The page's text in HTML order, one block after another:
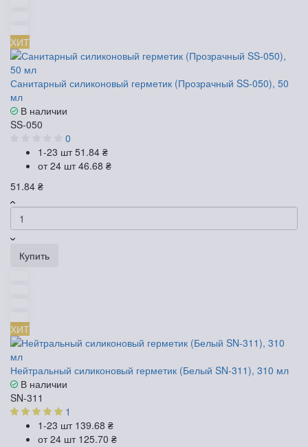
ХИТ
Санитарный силиконовый герметик (Прозрачный SS-050), 50
мл
В наличии
SS-050
0
1-23 шт51.84 ₴
от 24 шт46.68 ₴
51.84 ₴
Купить
ХИТ
Нейтральный силиконовый герметик (Белый SN-311), 310 мл
В наличии
SN-311
1
1-23 шт 139.68 ₴
от 24 шт 125.70 ₴